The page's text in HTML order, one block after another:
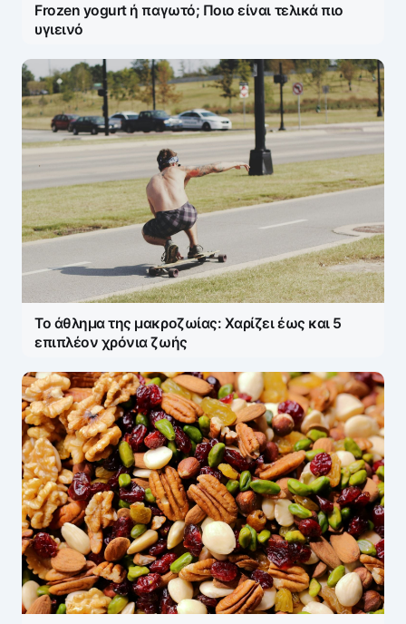
Save my name and e-mail in this browser for the
next time I comment.
Frozen yogurt ή παγωτό; Ποιο είναι τελικά πιο
υγιεινό
Το άθλημα της μακροζωίας: Χαρίζει έως και 5
επιπλέον χρόνια ζωής